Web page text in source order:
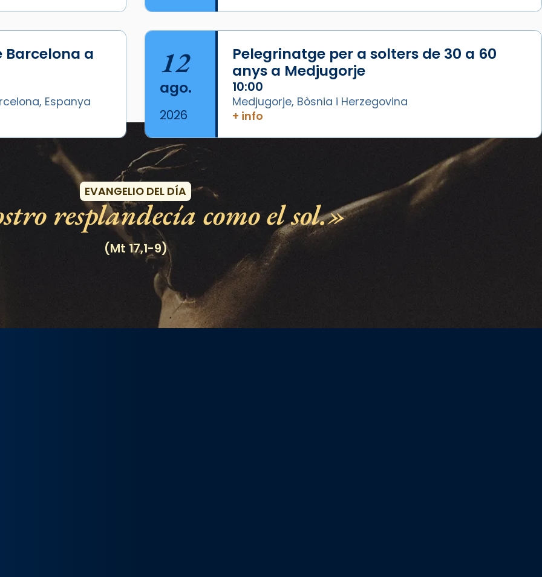
Barcelona a
Espanya
12
ago.
2026
Pelegrinatge per a solters de 30 a 60
anys a Medjugorje
10:00
Medjugorje, Bòsnia i Herzegovina
+ info
Eventos
EVANGELIO DEL DÍA
resplandecía como el sol.
(Mt 17,1-9)